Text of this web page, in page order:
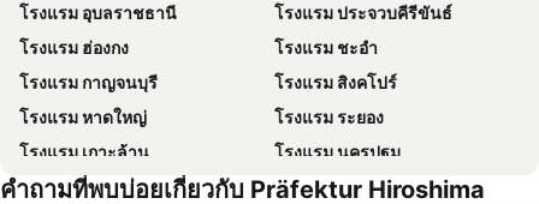
โรงแรม อุบลราชธานี
โรงแรม ประจวบคีรีขันธ์
โรงแรม ฮ่องกง
โรงแรม ชะอำ
โรงแรม กาญจนบุรี
โรงแรม สิงคโปร์
โรงแรม หาดใหญ่
โรงแรม ระยอง
โรงแรม เกาะล้าน
โรงแรม นครปฐม
โรงแรม นครราชสีมา
โรงแรม ซินยี่
คำถามที่พบบ่อยเกี่ยวกับ Präfektur Hiroshima